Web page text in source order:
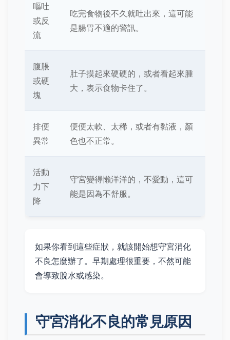
嘔吐
或反
流
吃完食物後不久就吐出來，這可能
是腸胃不適的警訊。
腹脹
或硬
塊
肚子摸起來硬硬的，或者看起來腫
大，表示食物卡住了。
排便
異常
便便太軟、太稀，或者有黏液，顏
色也不正常。
活動
力下
降
守宮變得懶洋洋的，不愛動，這可
能是因為不舒服。
如果你看到這些症狀，就該開始想守宮消化
不良怎麼辦了。早期處理很重要，不然可能
會導致脫水或感染。
守宮消化不良的常見原因